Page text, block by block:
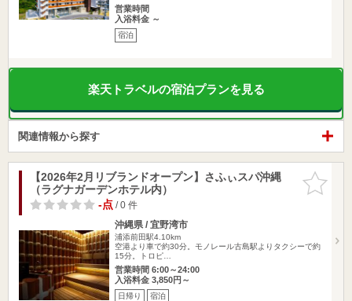
営業時間
入浴料金 ～
宿泊
楽天トラベルの宿泊プランを見る
関連情報から探す
お気に入
りに追加
【2026年2月リブランドオープン】さふぃスパ沖縄
（ラグナガーデンホテル内）
-点/ 0 件
沖縄県 / 宜野湾市
浦添前田駅4.10km
空港より車で約30分。モノレール古島駅よりタクシーで約
15分。トロピ…
営業時間 6:00～24:00
入浴料金 3,850円～
日帰り 宿泊